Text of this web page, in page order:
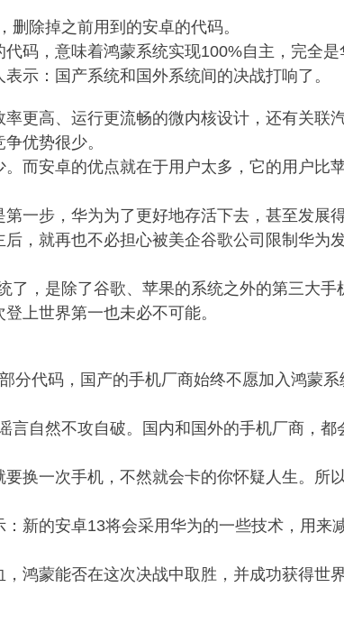
除掉之前用到的安卓的代码。
码，意味着鸿蒙系统实现100%自主，完全
示：国产系统和国外系统间的决战打响了。
更高、运行更流畅的微内核设计，还有关联
优势很少。
而安卓的优点就在于用户太多，它的用户比
一步，华为为了更好地存活下去，甚至发展
，就再也不必担心被美企谷歌公司限制华为
，是除了谷歌、苹果的系统之外的第三大
上世界第一也未必不可能。
代码，国产的手机厂商始终不愿加入鸿蒙
自然不攻自破。国内和国外的手机厂商，
换一次手机，不然就会卡的你怀疑人生。所
新的安卓13将会采用华为的一些技术，用来
鸿蒙能否在这次决战中取胜，并成功获得世